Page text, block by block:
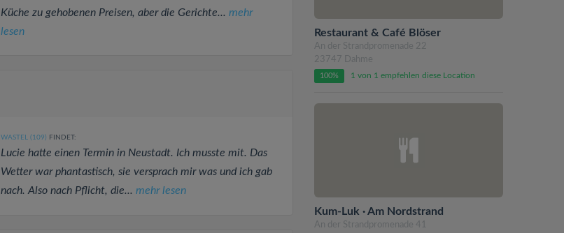
Küche zu gehobenen Preisen, aber die Gerichte... mehr
lesen
WASTEL (109) FINDET:
Lucie hatte einen Termin in Neustadt. Ich musste mit. Das
Wetter war phantastisch, sie versprach mir was und ich gab
nach. Also nach Pflicht, die... mehr lesen
Restaurant & Café Blöser
An der Strandpromenade 22
23747 Dahme
100% 1 von 1 empfehlen diese Location
Kum-Luk · Am Nordstrand
An der Strandpromenade 41